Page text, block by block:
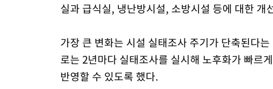
실과 급식실, 냉난방시설, 소방시설 등에 대한 개
가장 큰 변화는 시설 실태조사 주기가 단축된다
로는 2년마다 실태조사를 실시해 노후화가 빠르
반영할 수 있도록 했다.